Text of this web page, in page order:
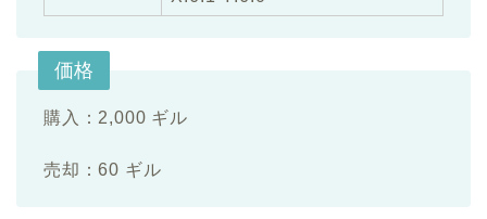
価格
購入：2,000 ギル
売却：60 ギル